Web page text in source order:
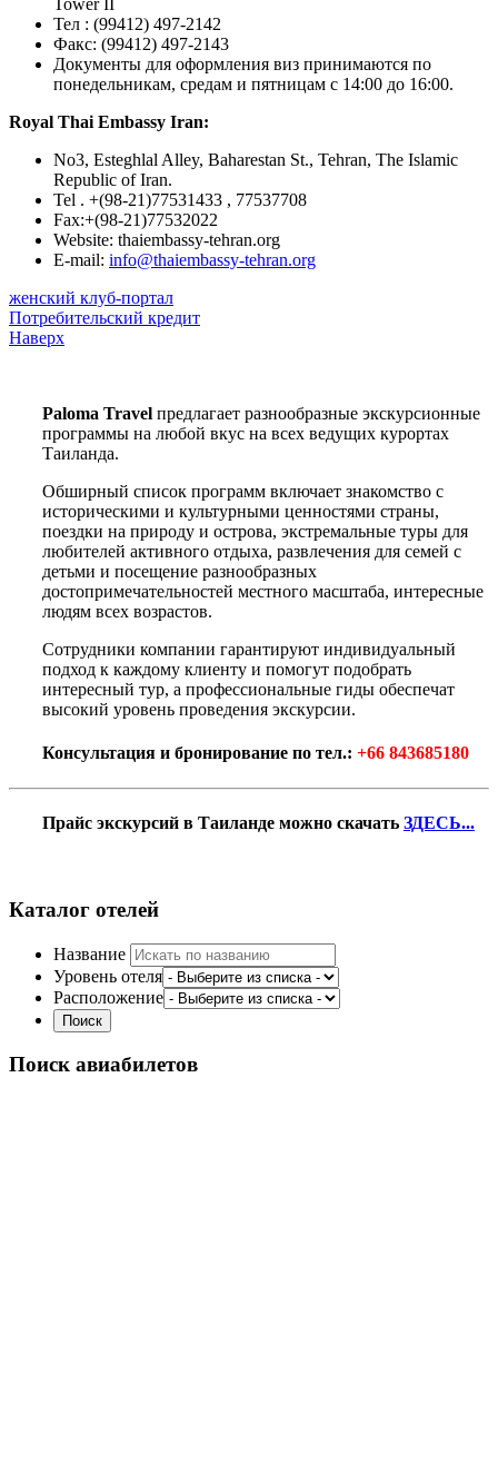
Tower II
Тел : (99412) 497-2142
Факс: (99412) 497-2143
Документы для оформления виз принимаются по
понедельникам, средам и пятницам с 14:00 до 16:00.
Royal Thai Embassy Iran:
No3, Esteghlal Alley, Baharestan St., Tehran, The Islamic
Republic of Iran.
Tel . +(98-21)77531433 , 77537708
Fax:+(98-21)77532022
Website: thaiembassy-tehran.org
E-mail: info@thaiembassy-tehran.org
женский клуб-портал
Потребительский кредит
Наверх
Paloma Travel предлагает разнообразные экскурсионные
программы на любой вкус на всех ведущих курортах
Таиланда.
Обширный список программ включает знакомство с
историческими и культурными ценностями страны,
поездки на природу и острова, экстремальные туры для
любителей активного отдыха, развлечения для семей с
детьми и посещение разнообразных
достопримечательностей местного масштаба, интересные
людям всех возрастов.
Сотрудники компании гарантируют индивидуальный
подход к каждому клиенту и помогут подобрать
интересный тур, а профессиональные гиды обеспечат
высокий уровень проведения экскурсии.
Консультация и бронирование по тел.: +66 843685180
Прайс экскурсий в Таиланде можно скачать ЗДЕСЬ...
Каталог отелей
Название
Уровень отеля
Расположение
Поиск авиабилетов